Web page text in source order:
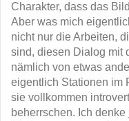
Charakter, dass das
Aber was mich
nicht nur die Arbeiten,
sind, diesen Dialog mit
nämlich von etwas
eigentlich Stationen im
sie vollkommen
beherrschen. Ich